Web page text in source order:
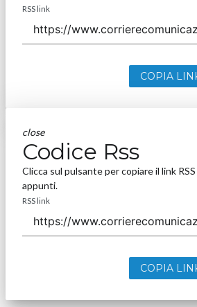
RSS link
COPIA
close
Codice Rss
Clicca sul pulsante per copiare il link
appunti.
RSS link
COPIA